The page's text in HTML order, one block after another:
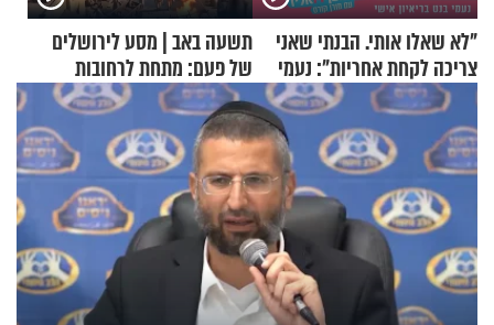
"לא שאלו אותי. הבנתי שאני
צריכה לקחת אחריות": נעמי
בנט בריאיון אישי
תשעה באב | מסע לירושלים
של פעם: מתחת לרחובות
ירושלים